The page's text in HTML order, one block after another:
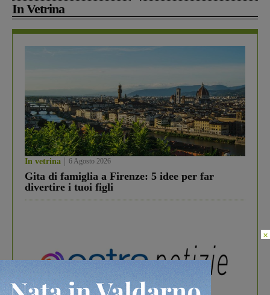
In Vetrina
In vetrina 6 Agosto 2026
Gita di famiglia a Firenze: 5 idee per far
divertire i tuoi figli
×